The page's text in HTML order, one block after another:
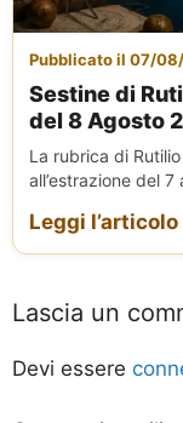
Pubblicato il 07/
Sestine di
del 8 Agosto
La rubrica di
all’estrazione del
Leggi l’articolo
Lascia un
Devi essere